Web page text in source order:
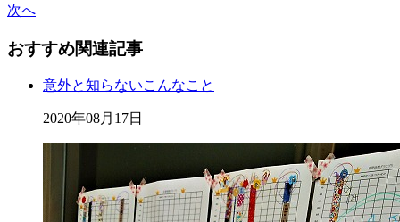
次へ
おすすめ関連記事
意外と知らないこんなこと
2020年08月17日